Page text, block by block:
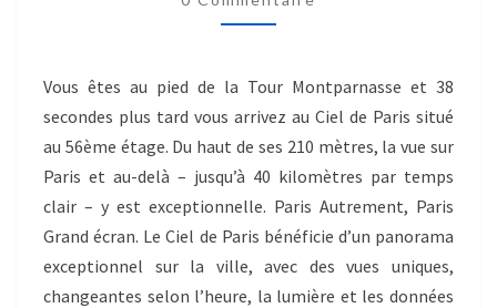
Vous êtes au pied de la Tour Montparnasse et 38
secondes plus tard vous arrivez au Ciel de Paris situé
au 56ème étage. Du haut de ses 210 mètres, la vue sur
Paris et au-delà – jusqu’à 40 kilomètres par temps
clair – y est exceptionnelle. Paris Autrement, Paris
Grand écran. Le Ciel de Paris bénéficie d’un panorama
exceptionnel sur la ville, avec des vues uniques,
changeantes selon l’heure, la lumière et les données